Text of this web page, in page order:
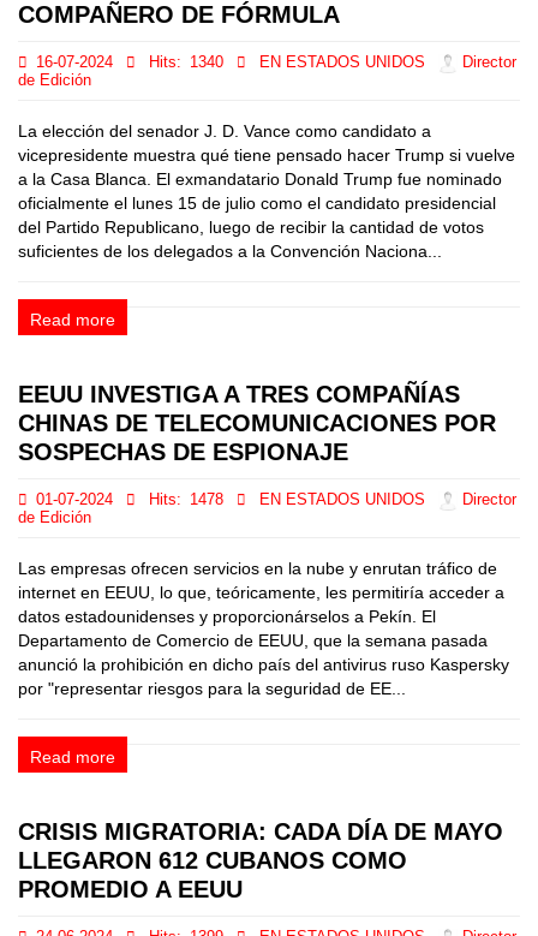
COMPAÑERO DE FÓRMULA
16-07-2024 Hits: 1340 EN ESTADOS UNIDOS
Director
de Edición
La elección del senador J. D. Vance como candidato a
vicepresidente muestra qué tiene pensado hacer Trump si vuelve
a la Casa Blanca. El exmandatario Donald Trump fue nominado
oficialmente el lunes 15 de julio como el candidato presidencial
del Partido Republicano, luego de recibir la cantidad de votos
suficientes de los delegados a la Convención Naciona...
Read more
EEUU INVESTIGA A TRES COMPAÑÍAS
CHINAS DE TELECOMUNICACIONES POR
SOSPECHAS DE ESPIONAJE
01-07-2024 Hits: 1478 EN ESTADOS UNIDOS
Director
de Edición
Las empresas ofrecen servicios en la nube y enrutan tráfico de
internet en EEUU, lo que, teóricamente, les permitiría acceder a
datos estadounidenses y proporcionárselos a Pekín. El
Departamento de Comercio de EEUU, que la semana pasada
anunció la prohibición en dicho país del antivirus ruso Kaspersky
por "representar riesgos para la seguridad de EE...
Read more
CRISIS MIGRATORIA: CADA DÍA DE MAYO
LLEGARON 612 CUBANOS COMO
PROMEDIO A EEUU